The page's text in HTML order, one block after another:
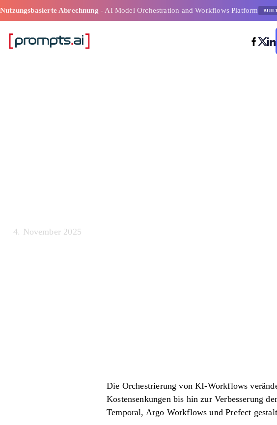
Nutzungsbasierte Abrechnung - AI Model Orchestration and Workflows Platform
4. November 2025
Die Orchestrierung von KI-Workflows
Kostensenkungen bis hin zur Verbesserung
Temporal, Argo Workflows und Prefect